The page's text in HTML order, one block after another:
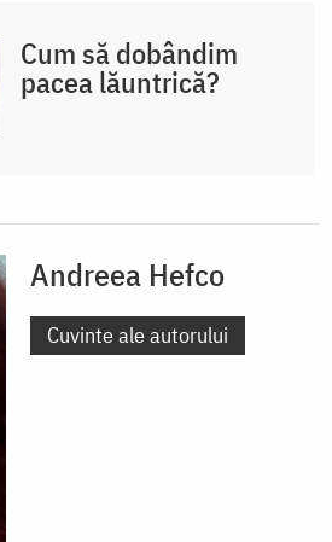
Cum să dobândim
pacea lăuntrică?
Andreea Hefco
Cuvinte ale autorului